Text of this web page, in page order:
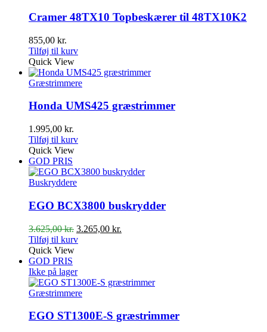
Cramer 48TX10 Topbeskærer til 48TX10K2
855,00 kr.
Tilføj til kurv
Quick View
Græstrimmere
Honda UMS425 græstrimmer
1.995,00 kr.
Tilføj til kurv
Quick View
GOD PRIS
Buskryddere
EGO BCX3800 buskrydder
3.625,00kr. Den
oprindelige
3.625,00 kr..
3.265,00 kr.
Tilføj til kurv
Quick View
GOD PRIS
Ikke på lager
Græstrimmere
EGO ST1300E-S græstrimmer